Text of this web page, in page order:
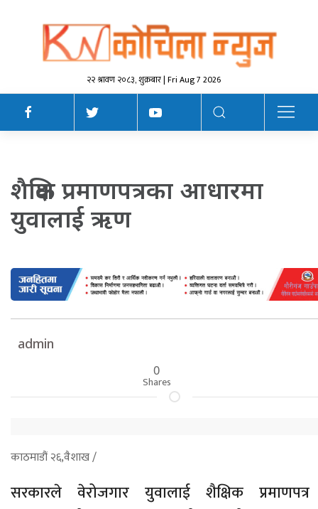
२२ श्रावण २०८३, शुक्रबार | Fri Aug 7 2026
शैक्षिक प्रमाणपत्रका आधारमा
युवालाई ऋण
admin
0
Shares
काठमाडौं २६,वैशाख /
सरकारले वेरोजगार युवालाई शैक्षिक